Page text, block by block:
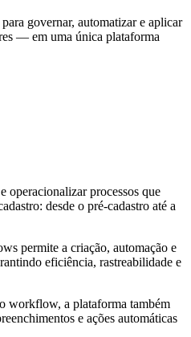
governar, automatizar e aplicar
— em uma única plataforma
processos que
desde o pré-cadastro até a
permite a criação, automação e
eficiência, rastreabilidade e
workflow, a plataforma também
e ações automáticas